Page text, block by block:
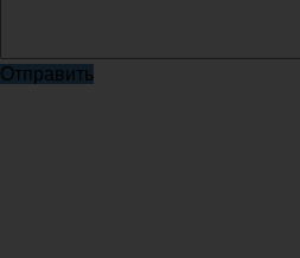
Отправить